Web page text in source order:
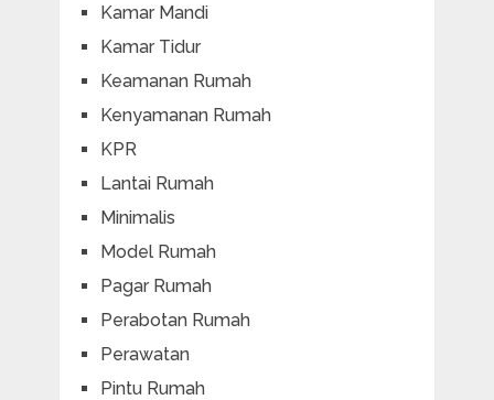
Kamar Mandi
Kamar Tidur
Keamanan Rumah
Kenyamanan Rumah
KPR
Lantai Rumah
Minimalis
Model Rumah
Pagar Rumah
Perabotan Rumah
Perawatan
Pintu Rumah